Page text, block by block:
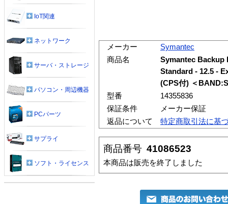
メーカー
Symantec
商品名
Symantec Backup
Standard - 12.5 -
(CPS付) ＜
型番
14355836
保証条件
メーカー保証
返品について
特定商取引法に基
商品番号 41086523
本商品は販売を終了しました
IoT関連
ネットワーク
サーバ・ストレージ
パソコン・周辺機器
PCパーツ
サプライ
ソフト・ライセンス